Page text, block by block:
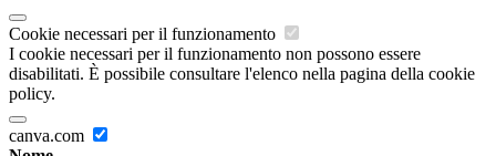
Cookie necessari per il funzionamento
I cookie necessari per il funzionamento non possono essere
disabilitati. È possibile consultare l'elenco nella pagina della cookie
policy.
canva.com